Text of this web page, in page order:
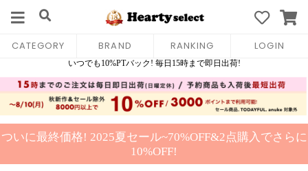
CATEGORY BRAND RANKING LOGIN
ついに最終価格! 2025夏セール~70%OFF&2点購入でさらに
10%OFF!